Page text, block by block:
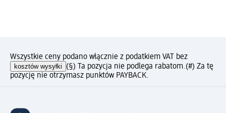
Wszystkie ceny podano włącznie z podatkiem VAT bez
kosztów wysyłki (§) Ta pozycja nie podlega rabatom.(#) Za tę
pozycję nie otrzymasz punktów PAYBACK.